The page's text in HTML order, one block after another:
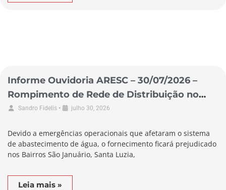
Informe Ouvidoria ARESC – 30/07/2026 –
Rompimento de Rede de Distribuição no
Município de Braço do Norte
Sandro Fidelis • julho 30, 2026
Devido a emergências operacionais que afetaram o sistema
de abastecimento de água, o fornecimento ficará prejudicado
nos Bairros São Januário, Santa Luzia,
Leia mais »